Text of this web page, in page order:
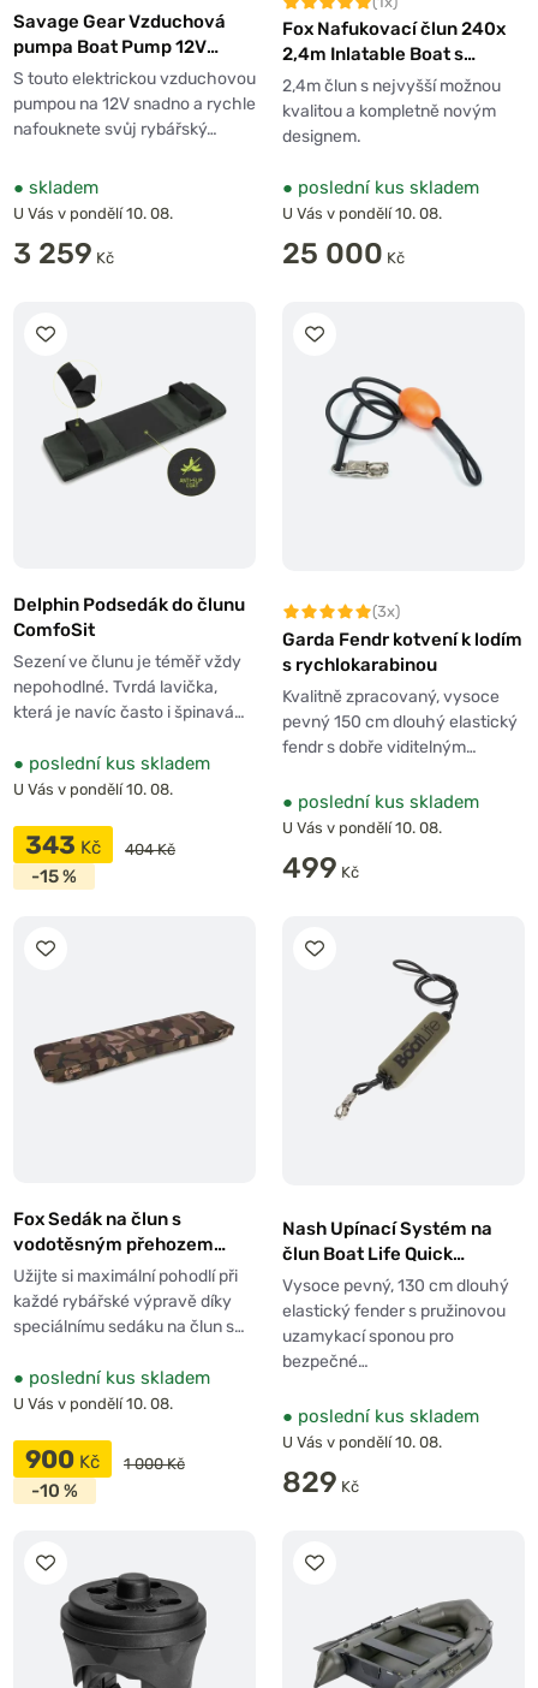
Savage Gear Vzduchová
pumpa Boat Pump 12V
16PSI 1.1Bar
S touto elektrickou vzduchovou
pumpou na 12V snadno a rychle
nafouknete svůj rybářský…
● skladem
U Vás v pondělí 10. 08.
3 259 Kč
Fox Nafukovací člun 240x
2,4m Inlatable Boat s
Nafukovací podlahou
2,4m člun s nejvyšší možnou
kvalitou a kompletně novým
designem.
● poslední kus skladem
U Vás v pondělí 10. 08.
25 000 Kč
Delphin Podsedák do člunu
ComfoSit
Sezení ve člunu je téměř vždy
nepohodlné. Tvrdá lavička,
která je navíc často i špinavá…
● poslední kus skladem
U Vás v pondělí 10. 08.
343 Kč 404 Kč
-15 %
(3x)
Garda Fendr kotvení k lodím
s rychlokarabinou
Kvalitně zpracovaný, vysoce
pevný 150 cm dlouhý elastický
fendr s dobře viditelným…
● poslední kus skladem
U Vás v pondělí 10. 08.
499 Kč
Fox Sedák na člun s
vodotěsným přehozem
Camolite Boat Seat
Užijte si maximální pohodlí při
každé rybářské výpravě díky
speciálnímu sedáku na člun s…
● poslední kus skladem
U Vás v pondělí 10. 08.
900 Kč 1 000 Kč
-10 %
Nash Upínací Systém na
člun Boat Life Quick
Release Boat Retainer
Vysoce pevný, 130 cm dlouhý
elastický fender s pružinovou
uzamykací sponou pro
bezpečné…
● poslední kus skladem
U Vás v pondělí 10. 08.
829 Kč